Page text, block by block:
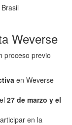
Weverse
proceso previo
en Weverse
27 de marzo y el
en la